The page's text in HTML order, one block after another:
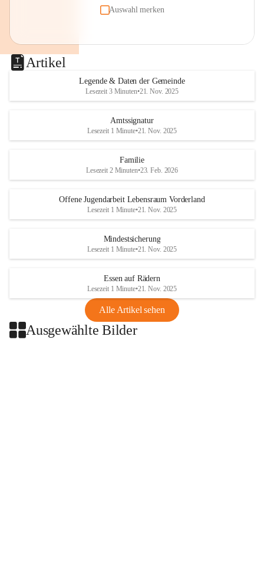
Auswahl merken
Artikel
Legende & Daten der Gemeinde
Lesezeit 3 Minuten•21. Nov. 2025
Amtssignatur
Lesezeit 1 Minute•21. Nov. 2025
Familie
Lesezeit 2 Minuten•23. Feb. 2026
Offene Jugendarbeit Lebensraum Vorderland
Lesezeit 1 Minute•21. Nov. 2025
Mindestsicherung
Lesezeit 1 Minute•21. Nov. 2025
Essen auf Rädern
Lesezeit 1 Minute•21. Nov. 2025
Alle Artikel sehen
Ausgewählte Bilder